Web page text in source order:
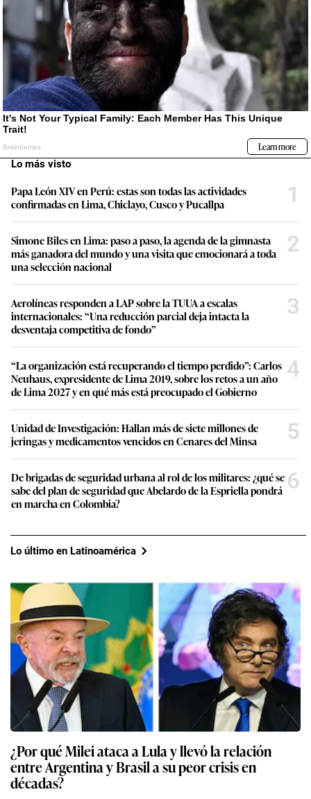
Lo más visto
Papa León XIV en Perú: estas son todas las actividades
confirmadas en Lima, Chiclayo, Cusco y Pucallpa
1
Simone Biles en Lima: paso a paso, la agenda de la gimnasta
más ganadora del mundo y una visita que emocionará a toda
una selección nacional
2
Aerolíneas responden a LAP sobre la TUUA a escalas
internacionales: “Una reducción parcial deja intacta la
desventaja competitiva de fondo”
3
“La organización está recuperando el tiempo perdido”: Carlos
Neuhaus, expresidente de Lima 2019, sobre los retos a un año
de Lima 2027 y en qué más está preocupado el Gobierno
4
Unidad de Investigación: Hallan más de siete millones de
jeringas y medicamentos vencidos en Cenares del Minsa
5
De brigadas de seguridad urbana al rol de los militares: ¿qué se
sabe del plan de seguridad que Abelardo de la Espriella pondrá
en marcha en Colombia?
6
Lo último en Latinoamérica
¿Por qué Milei ataca a Lula y llevó la relación
entre Argentina y Brasil a su peor crisis en
décadas?